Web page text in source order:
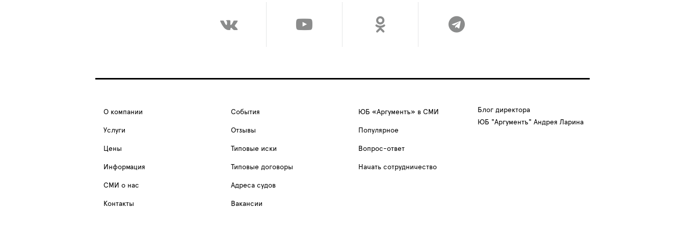
О компании
Услуги
Цены
Информация
СМИ о нас
Контакты
События
Отзывы
Типовые иски
Типовые договоры
Адреса судов
Вакансии
ЮБ «Аргументъ» в СМИ
Популярное
Вопрос-ответ
Начать сотрудничество
Блог директора
ЮБ "Аргументъ" Андрея Ларина